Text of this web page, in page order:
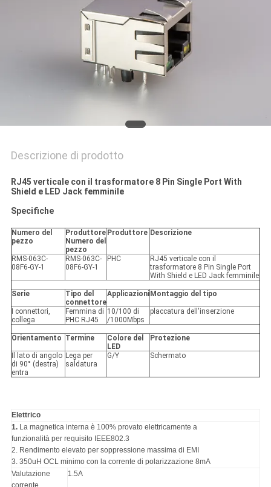
Descrizione di prodotto
RJ45 verticale con il trasformatore 8 Pin Single Port With
Shield e LED Jack femminile
Specifiche
Numero del
pezzo
Produttore
Numero del
pezzo
Produttore Descrizione
RMS-063C-
08F6-GY-1
RMS-063C-
08F6-GY-1
PHC
RJ45 verticale con il
trasformatore 8 Pin Single Port
With Shield e LED Jack femminile
Serie
Tipo del
connettore
Applicazioni Montaggio del tipo
I connettori,
collega
Femmina di
PHC RJ45
10/100 di
/1000Mbps
placcatura dell'inserzione
Orientamento Termine
Colore del
LED
Protezione
Il lato di angolo
di 90° (destra)
entra
Lega per
saldatura
G/Y Schermato
Elettrico
1. La magnetica interna è 100% provato elettricamente a
funzionalità per requisito IEEE802.3
2. Rendimento elevato per soppressione massima di EMI
3. 350uH OCL minimo con la corrente di polarizzazione 8mA
Valutazione
1.5A